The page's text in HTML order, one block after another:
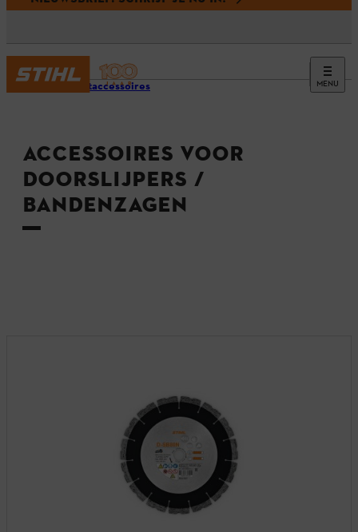
MENU
Productaccessoires
ACCESSOIRES VOOR
DOORSLIJPERS /
BANDENZAGEN